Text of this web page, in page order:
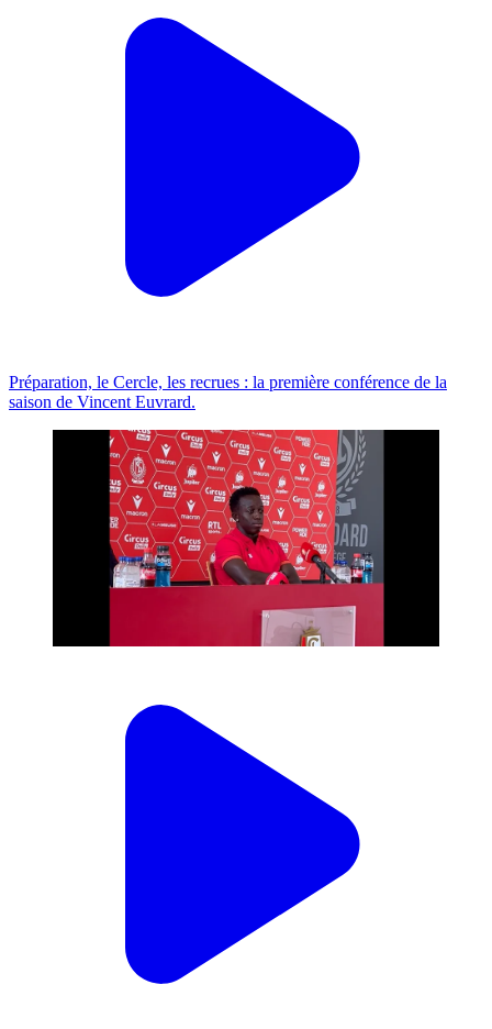
Préparation, le Cercle, les recrues : la première conférence de la
saison de Vincent Euvrard.